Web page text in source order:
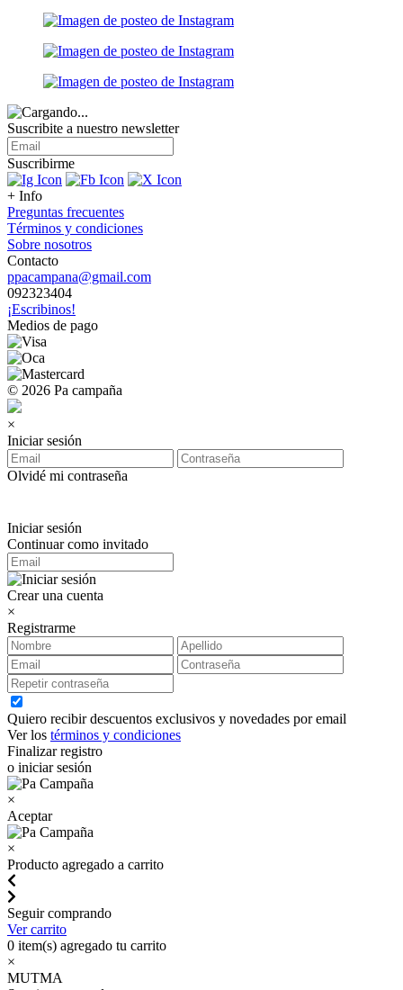
Suscribite a nuestro newsletter
Suscribirme
+ Info
Preguntas frecuentes
Términos y condiciones
Sobre nosotros
Contacto
ppacampana@gmail.com
092323404
¡Escribinos!
Medios de pago
© 2026 Pa campaña
×
Iniciar sesión
Olvidé mi contraseña
Iniciar sesión
Continuar como invitado
Crear una cuenta
×
Registrarme
Quiero recibir descuentos exclusivos y novedades por email
Ver los términos y condiciones
Finalizar registro
o iniciar sesión
×
Aceptar
×
Producto agregado a carrito
Seguir comprando
Ver carrito
0 item(s) agregado tu carrito
×
MUTMA